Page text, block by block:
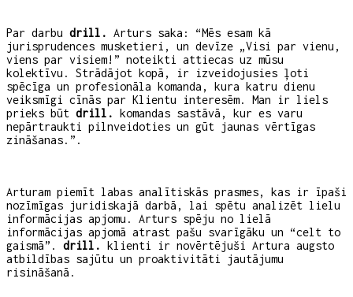
Par darbu drill. Arturs saka: “Mēs esam kā
jurisprudences musketieri, un devīze „Visi par vienu,
viens par visiem!” noteikti attiecas uz mūsu
kolektīvu. Strādājot kopā, ir izveidojusies ļoti
spēcīga un profesionāla komanda, kura katru dienu
veiksmīgi cīnās par Klientu interesēm. Man ir liels
prieks būt drill. komandas sastāvā, kur es varu
nepārtraukti pilnveidoties un gūt jaunas vērtīgas
zināšanas.”.
Arturam piemīt labas analītiskās prasmes, kas ir īpaši
nozīmīgas juridiskajā darbā, lai spētu analizēt lielu
informācijas apjomu. Arturs spēju no lielā
informācijas apjomā atrast pašu svarīgāku un “celt to
gaismā”. drill. klienti ir novērtējuši Artura augsto
atbildības sajūtu un proaktivitāti jautājumu
risināšanā.